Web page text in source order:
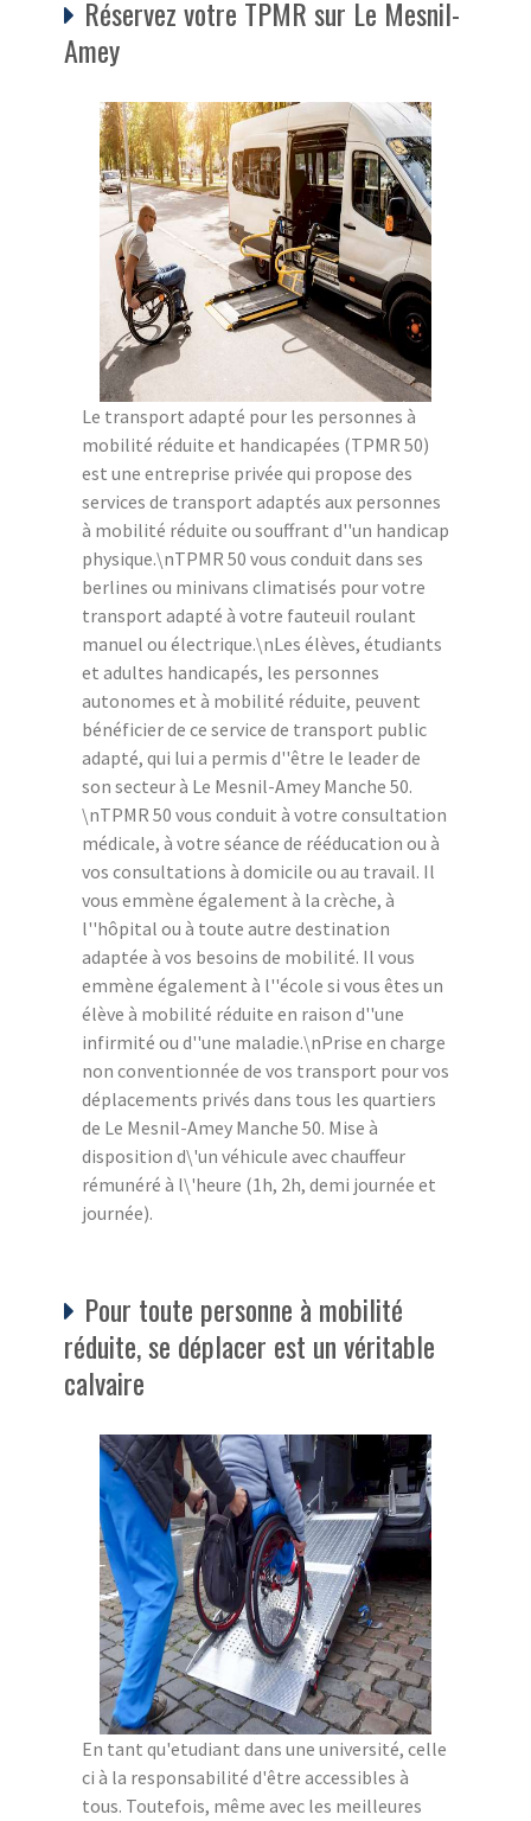
Réservez votre TPMR sur Le Mesnil-
Amey
Le transport adapté pour les personnes à
mobilité réduite et handicapées (TPMR 50)
est une entreprise privée qui propose des
services de transport adaptés aux personnes
à mobilité réduite ou souffrant d''un handicap
physique.\nTPMR 50 vous conduit dans ses
berlines ou minivans climatisés pour votre
transport adapté à votre fauteuil roulant
manuel ou électrique.\nLes élèves, étudiants
et adultes handicapés, les personnes
autonomes et à mobilité réduite, peuvent
bénéficier de ce service de transport public
adapté, qui lui a permis d''être le leader de
son secteur à Le Mesnil-Amey Manche 50.
\nTPMR 50 vous conduit à votre consultation
médicale, à votre séance de rééducation ou à
vos consultations à domicile ou au travail. Il
vous emmène également à la crèche, à
l''hôpital ou à toute autre destination
adaptée à vos besoins de mobilité. Il vous
emmène également à l''école si vous êtes un
élève à mobilité réduite en raison d''une
infirmité ou d''une maladie.\nPrise en charge
non conventionnée de vos transport pour vos
déplacements privés dans tous les quartiers
de Le Mesnil-Amey Manche 50. Mise à
disposition d\'un véhicule avec chauffeur
rémunéré à l\'heure (1h, 2h, demi journée et
journée).
Pour toute personne à mobilité
réduite, se déplacer est un véritable
calvaire
En tant qu'etudiant dans une université, celle
ci à la responsabilité d'être accessibles à
tous. Toutefois, même avec les meilleures